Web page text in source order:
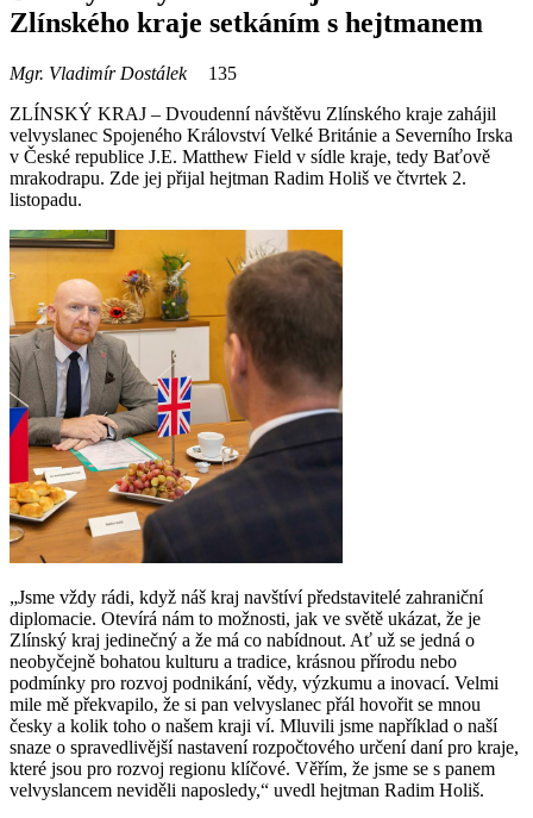
Zlínského kraje setkáním s hejtmanem
Mgr. Vladimír Dostálek
135
ZLÍNSKÝ KRAJ – Dvoudenní návštěvu Zlínského kraje zahájil
velvyslanec Spojeného Království Velké Británie a Severního Irska
v České republice J.E. Matthew Field v sídle kraje, tedy Baťově
mrakodrapu. Zde jej přijal hejtman Radim Holiš ve čtvrtek 2.
listopadu.
„Jsme vždy rádi, když náš kraj navštíví představitelé zahraniční
diplomacie. Otevírá nám to možnosti, jak ve světě ukázat, že je
Zlínský kraj jedinečný a že má co nabídnout. Ať už se jedná o
neobyčejně bohatou kulturu a tradice, krásnou přírodu nebo
podmínky pro rozvoj podnikání, vědy, výzkumu a inovací. Velmi
mile mě překvapilo, že si pan velvyslanec přál hovořit se mnou
česky a kolik toho o našem kraji ví. Mluvili jsme například o naší
snaze o spravedlivější nastavení rozpočtového určení daní pro kraje,
které jsou pro rozvoj regionu klíčové. Věřím, že jsme se s panem
velvyslancem neviděli naposledy,“ uvedl hejtman Radim Holiš.